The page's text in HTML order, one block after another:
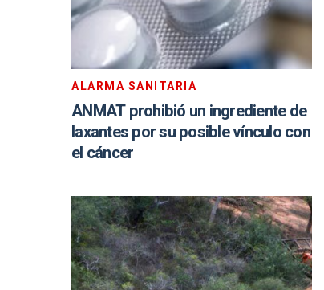
ALARMA SANITARIA
ANMAT prohibió un ingrediente de
laxantes por su posible vínculo con
el cáncer